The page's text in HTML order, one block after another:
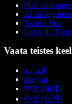
PDF-i
AI
Texto a Voz
Leitor de Texto
Vaata teistes
العربية
Magyar
中文 (简体)
中文 (台灣)